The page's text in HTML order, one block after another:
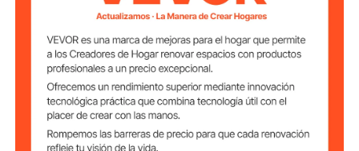
de abrazadera
simple
0-2,36 pulg. / 0-60 mm
Material principal
Abrazadera de aleación de
aluminio + Almohadilla de
goma antideslizante + Brazo
de mango de acero +
Empuñadura suave de goma